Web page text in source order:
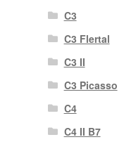
C3
C3 Flertal
C3 II
C3 Picasso
C4
C4 II B7